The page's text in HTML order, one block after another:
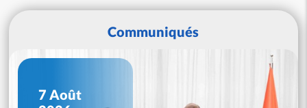
Communiqués
7 Août